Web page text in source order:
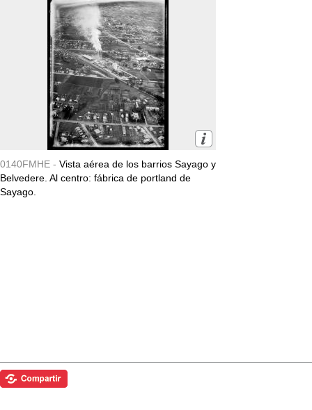
0140FMHE - Vista aérea de los barrios Sayago y
Belvedere. Al centro: fábrica de portland de
Sayago.